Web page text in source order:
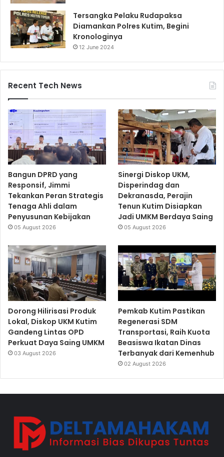
Tersangka Pelaku Rudapaksa
Diamankan Polres Kutim, Begini
Kronologinya
12 June 2024
Recent Tech News
Bangun DPRD yang
Responsif, Jimmi
Tekankan Peran Strategis
Tenaga Ahli dalam
Penyusunan Kebijakan
05 August 2026
Sinergi Diskop UKM,
Disperindag dan
Dekranasda, Perajin
Tenun Kutim Disiapkan
Jadi UMKM Berdaya Saing
05 August 2026
Dorong Hilirisasi Produk
Lokal, Diskop UKM Kutim
Gandeng Lintas OPD
Perkuat Daya Saing UMKM
03 August 2026
Pemkab Kutim Pastikan
Regenerasi SDM
Transportasi, Raih Kuota
Beasiswa Ikatan Dinas
Terbanyak dari Kemenhub
02 August 2026